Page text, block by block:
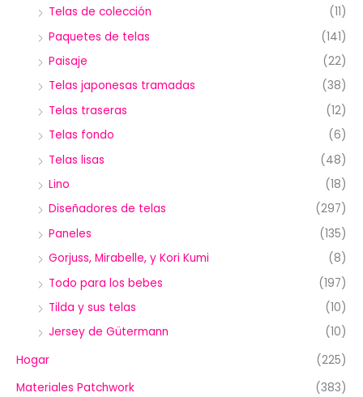
Telas de colección
(11)
Paquetes de telas
(141)
Paisaje
(22)
Telas japonesas tramadas
(38)
Telas traseras
(12)
Telas fondo
(6)
Telas lisas
(48)
Lino
(18)
Diseñadores de telas
(297)
Paneles
(135)
Gorjuss, Mirabelle, y Kori Kumi
(8)
Todo para los bebes
(197)
Tilda y sus telas
(10)
Jersey de Gütermann
(10)
Hogar
(225)
Materiales Patchwork
(383)